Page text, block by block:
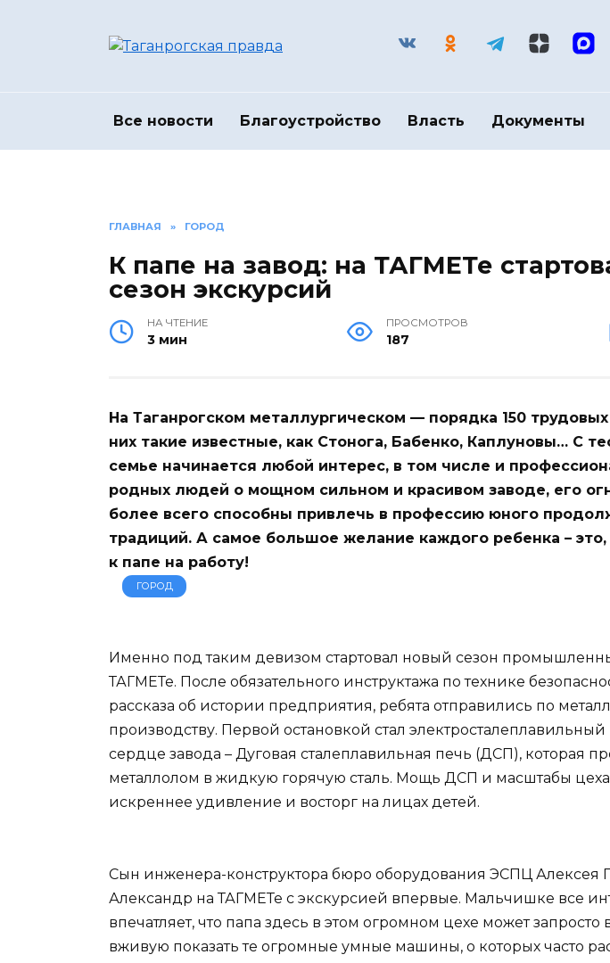
Все новости Благоустройство Власть Документы
ГЛАВНАЯ » ГОРОД
К папе на завод: на ТАГМЕТе
сезон экскурсий
НА ЧТЕНИЕ
3 мин
ПРОСМОТРОВ
187
На Таганрогском металлургическом — порядка 150
них такие известные, как Стонога, Бабенко, Каплуновы… С
семье начинается любой интерес, в том числе и
родных людей о мощном сильном и красивом заводе, его
более всего способны привлечь в профессию юного
традиций. А самое большое желание каждого ребенка – это,
к папе на работу!
ГОРОД
Именно под таким девизом стартовал новый сезон
ТАГМЕТе. После обязательного инструктажа по технике
рассказа об истории предприятия, ребята отправились по
производству. Первой остановкой стал электросталеплавильный
сердце завода – Дуговая сталеплавильная печь (ДСП), которая
металлолом в жидкую горячую сталь. Мощь ДСП и масштабы
искреннее удивление и восторг на лицах детей.
Сын инженера-конструктора бюро оборудования ЭСПЦ Алексея
Александр на ТАГМЕТе с экскурсией впервые. Мальчишке все
впечатляет, что папа здесь в этом огромном цехе может запросто
вживую показать те огромные умные машины, о которых часто